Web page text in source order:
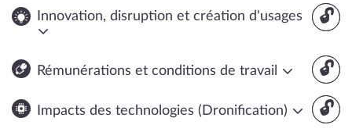
🔓
Innovation, disruption et création d'usages
🔓
Rémunérations et conditions de travail
🔓
Impacts des technologies (Dronification)